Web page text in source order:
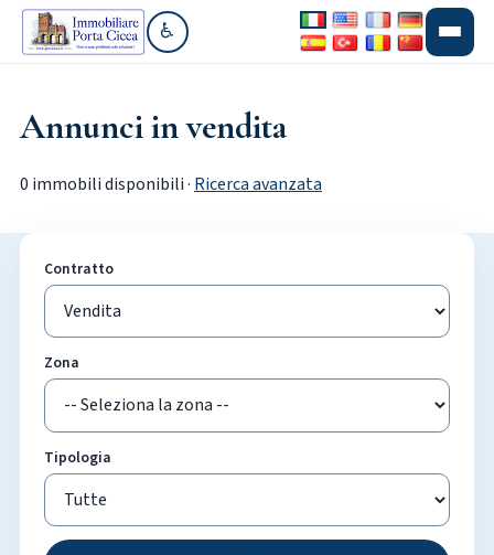
♿Vai alla sezione accessibilità
Annunci in vendita
0 immobili disponibili · Ricerca avanzata
Contratto
Zona
Tipologia